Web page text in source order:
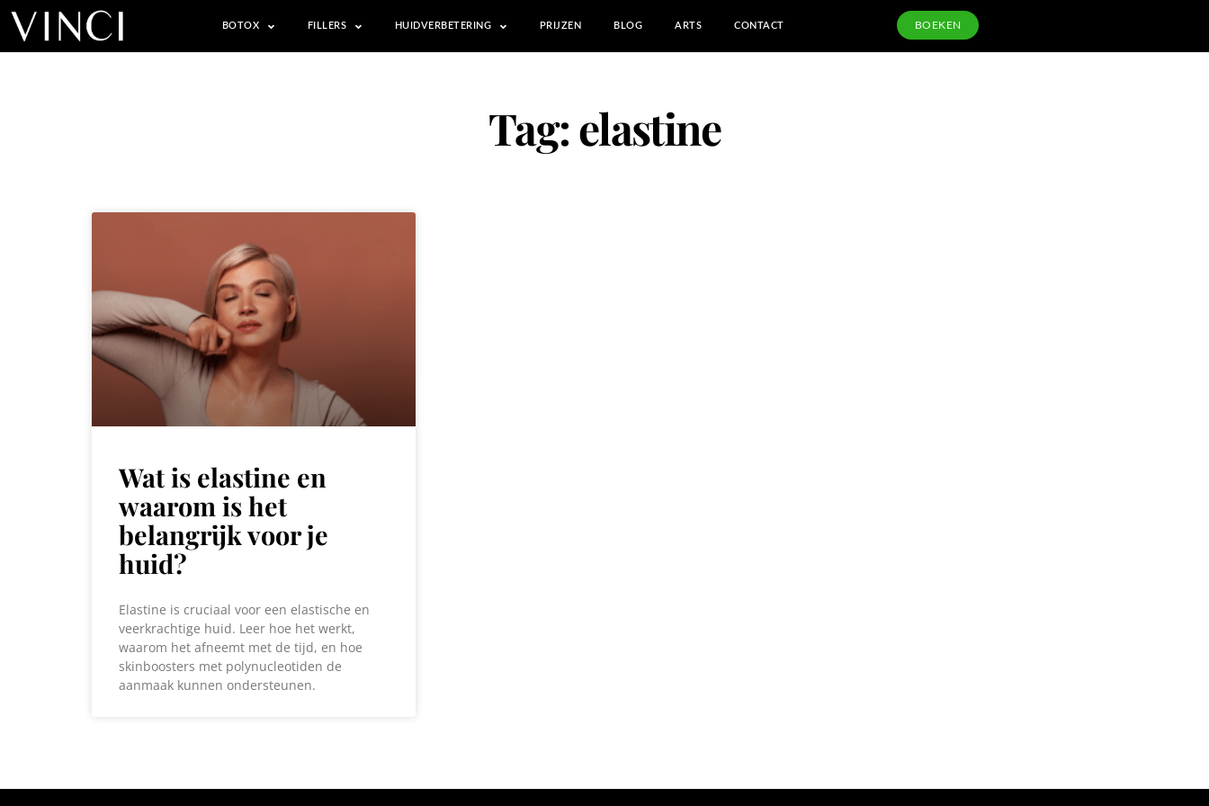
BOTOX FILLERS HUIDVERBETERING PRIJZEN BLOG ARTS CONTACT BOEKEN
Tag: elastine
Wat is elastine en
waarom is het
belangrijk voor je
huid?
Elastine is cruciaal voor een elastische en
veerkrachtige huid. Leer hoe het werkt,
waarom het afneemt met de tijd, en hoe
skinboosters met polynucleotiden de
aanmaak kunnen ondersteunen.